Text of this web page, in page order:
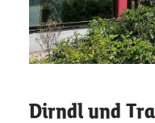
Dirndl und